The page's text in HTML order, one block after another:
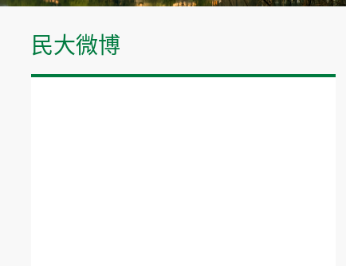
民大微博